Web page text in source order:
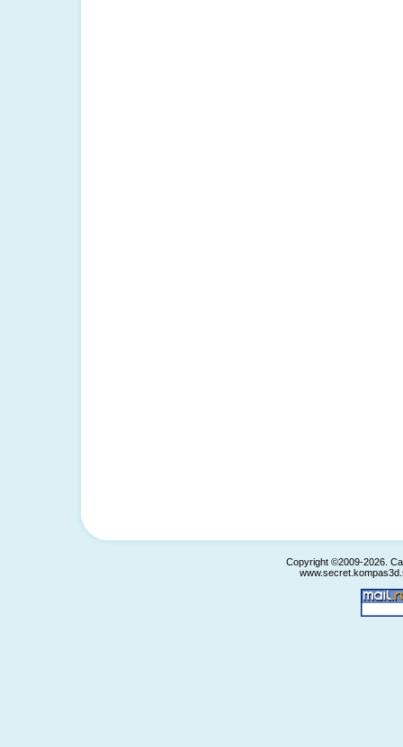
Copyright ©2009-2026.